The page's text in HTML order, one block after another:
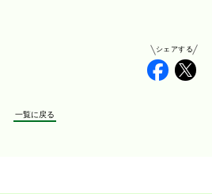
シェアする
一覧に戻る